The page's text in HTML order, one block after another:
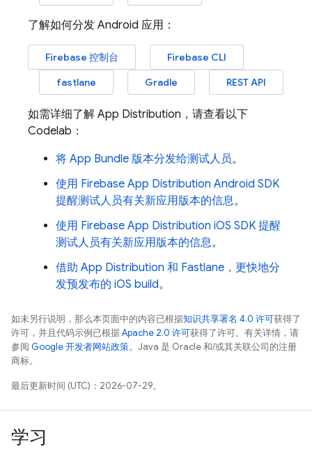
了解如何分发 Android 应用：
Firebase 控制台
Firebase CLI
fastlane
Gradle REST API
如需详细了解 App Distribution ，请查看以下
Codelab：
将 App Bundle 版本分发给测试人员。
使用 Firebase App Distribution Android SDK
提醒测试人员有关新应用版本的信息。
使用 Firebase App Distribution iOS SDK 提醒
测试人员有关新应用版本的信息。
借助 App Distribution 和 Fastlane，更快地分
发预发布的 iOS build。
如未另行说明，那么本页面中的内容已根据知识共享署名 4.0 许可获得了
许可，并且代码示例已根据Apache 2.0 许可获得了许可。有关详情，请
参阅 Google 开发者网站政策。Java 是 Oracle 和/或其关联公司的注册
商标。
最后更新时间 (UTC)：2026-07-29。
学习